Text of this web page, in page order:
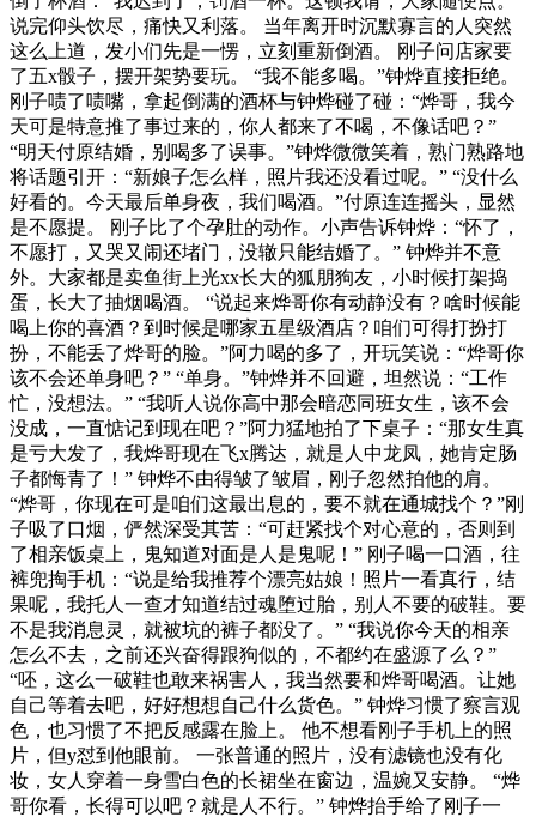
说完仰头饮尽，痛快又利落。 当年离开时沉默寡言的人突然
这么上道，发小们先是一愣，立刻重新倒酒。 刚子问店家要
了五x骰子，摆开架势要玩。 “我不能多喝。”钟烨直接拒绝。
刚子啧了啧嘴，拿起倒满的酒杯与钟烨碰了碰：“烨哥，我今
天可是特意推了事过来的，你人都来了不喝，不像话吧？”
“明天付原结婚，别喝多了误事。”钟烨微微笑着，熟门熟路地
将话题引开：“新娘子怎么样，照片我还没看过呢。” “没什么
好看的。今天最后单身夜，我们喝酒。”付原连连摇头，显然
是不愿提。 刚子比了个孕肚的动作。小声告诉钟烨：“怀了，
不愿打，又哭又闹还堵门，没辙只能结婚了。” 钟烨并不意
外。大家都是卖鱼街上光xx长大的狐朋狗友，小时候打架捣
蛋，长大了抽烟喝酒。 “说起来烨哥你有动静没有？啥时候能
喝上你的喜酒？到时候是哪家五星级酒店？咱们可得打扮打
扮，不能丢了烨哥的脸。”阿力喝的多了，开玩笑说：“烨哥你
该不会还单身吧？” “单身。”钟烨并不回避，坦然说：“工作
忙，没想法。” “我听人说你高中那会暗恋同班女生，该不会
没成，一直惦记到现在吧？”阿力猛地拍了下桌子：“那女生真
是亏大发了，我烨哥现在飞x腾达，就是人中龙凤，她肯定肠
子都悔青了！” 钟烨不由得皱了皱眉，刚子忽然拍他的肩。
“烨哥，你现在可是咱们这最出息的，要不就在通城找个？”刚
子吸了口烟，俨然深受其苦：“可赶紧找个对心意的，否则到
了相亲饭桌上，鬼知道对面是人是鬼呢！” 刚子喝一口酒，往
裤兜掏手机：“说是给我推荐个漂亮姑娘！照片一看真行，结
果呢，我托人一查才知道结过魂堕过胎，别人不要的破鞋。要
不是我消息灵，就被坑的裤子都没了。” “我说你今天的相亲
怎么不去，之前还兴奋得跟狗似的，不都约在盛源了么？”
“呸，这么一破鞋也敢来祸害人，我当然要和烨哥喝酒。让她
自己等着去吧，好好想想自己什么货色。” 钟烨习惯了察言观
色，也习惯了不把反感露在脸上。 他不想看刚子手机上的照
片，但y怼到他眼前。 一张普通的照片，没有滤镜也没有化
妆，女人穿着一身雪白色的长裙坐在窗边，温婉又安静。 “烨
哥你看，长得可以吧？就是人不行。” 钟烨抬手给了刚子一